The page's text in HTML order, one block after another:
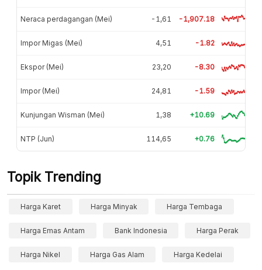
Neraca perdagangan (Mei) -1,61 -1,907.18
Impor Migas (Mei) 4,51 -1.82
Ekspor (Mei) 23,20 -8.30
Impor (Mei) 24,81 -1.59
Kunjungan Wisman (Mei) 1,38 +10.69
NTP (Jun) 114,65 +0.76
Topik Trending
Harga Karet Harga Minyak Harga Tembaga
Harga Emas Antam Bank Indonesia Harga Perak
Harga Nikel Harga Gas Alam Harga Kedelai